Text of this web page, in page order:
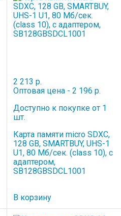
2 213 р.
Оптовая цена - 2 196 р.
Доступно к покупке от 1
шт.
Карта памяти micro SDXC,
128 GB, SMARTBUY, UHS-1
U1, 80 Мб/сек. (class 10), с
адаптером,
SB128GBSDCL1001
В корзину